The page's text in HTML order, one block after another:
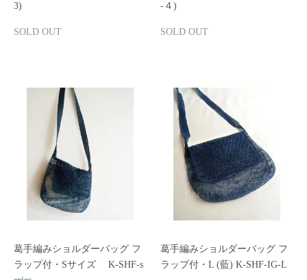
3)
SOLD OUT
-４)
SOLD OUT
葛手編みショルダーバッグ フ
ラップ付・Sサイズ K-SHF-s
葛手編みショルダーバッグ フ
ラップ付・L (藍) K-SHF-IG-L